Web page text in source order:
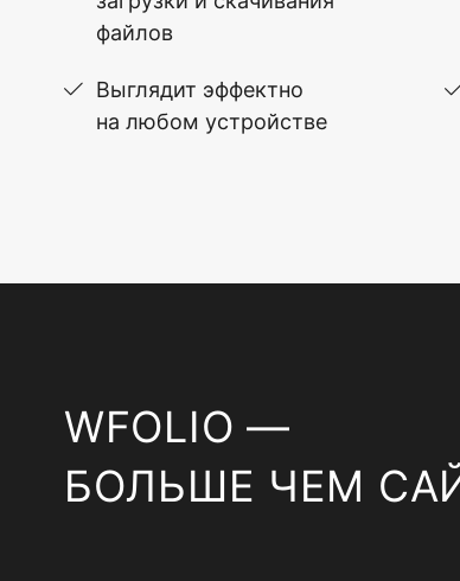
файлов
Выглядит эффектно
на любом устройстве
WFOLIO —
БОЛЬШЕ ЧЕМ